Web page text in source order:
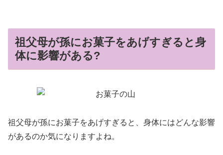
祖父母が孫にお菓子をあげすぎると身
体に影響がある?
祖父母が孫にお菓子をあげすぎると、身体にはどんな影響
があるのか気になりますよね。